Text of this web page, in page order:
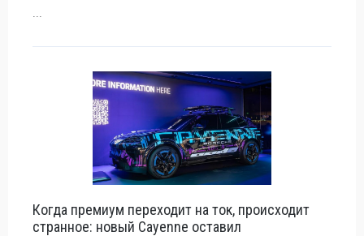
Когда премиум переходит на ток, происходит
странное: новый Cayenne оставил